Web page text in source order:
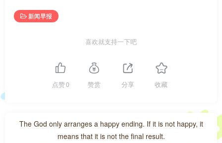
新闻早报
喜欢就支持一下吧
点赞0 赞赏 分享 收藏
The God only arranges a happy ending. If it is not happy, it
means that it is not the final result.